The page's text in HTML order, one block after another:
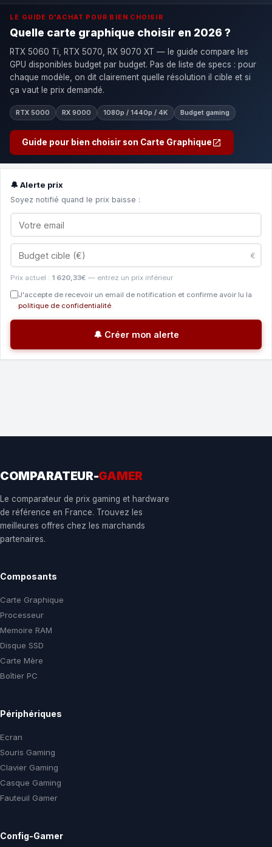
LE GUIDE D'ACHAT POUR BIEN CHOISIR
Quelle carte graphique choisir en 2026 ?
RTX 5060 Ti, RTX 5070, RX 9070 XT — le guide compare les
GPU disponibles budget par budget. Pas de liste de specs : pour
chaque modèle, on dit clairement quelle résolution il cible et si
ça vaut le prix demandé.
RTX 5000 RX 9000 1080p / 1440p / 4K Budget gaming
Guide pour bien choisir son Carte Graphique
🔔 Alerte prix
Soyez notifié quand le prix baisse :
€
Prix actuel : 1 620,33€ — entrez un prix inférieur
J'accepte de recevoir un email de notification et confirme avoir lu la
politique de confidentialité.
🔔 Créer mon alerte
COMPARATEUR-GAMER
Le comparateur de prix gaming et hardware
de référence en France. Trouvez les
meilleures offres chez les marchands
partenaires.
Composants
Carte Graphique
Processeur
Memoire RAM
Disque SSD
Carte Mère
Boîtier PC
Périphériques
Ecran
Souris Gaming
Clavier Gaming
Casque Gaming
Fauteuil Gamer
Config-Gamer